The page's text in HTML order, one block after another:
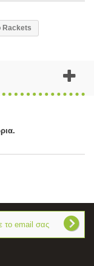
Rackets